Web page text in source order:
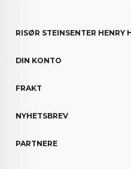
RISØR STEINSENTER HENRY
DIN KONTO
FRAKT
NYHETSBREV
PARTNERE